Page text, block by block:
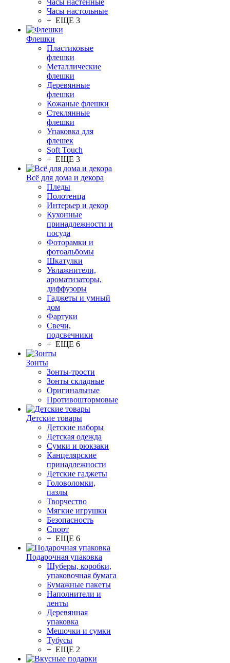
Часы настенные
Часы настольные
+ ЕЩЕ 3
Флешки
Пластиковые
флешки
Металлические
флешки
Деревянные
флешки
Кожаные флешки
Стеклянные
флешки
Упаковка для
флешек
Soft Touch
+ ЕЩЕ 3
Всё для дома и декора
Пледы
Полотенца
Интерьер и декор
Кухонные
принадлежности и
посуда
Фоторамки и
фотоальбомы
Шкатулки
Увлажнители,
ароматизаторы,
диффузоры
Гаджеты и умный
дом
Фартуки
Свечи,
подсвечники
+ ЕЩЕ 6
Зонты
Зонты-трости
Зонты складные
Оригинальные
Противоштормовые
Детские товары
Детские наборы
Детская одежда
Сумки и рюкзаки
Канцелярские
принадлежности
Детские гаджеты
Головоломки,
пазлы
Творчество
Мягкие игрушки
Безопасность
Спорт
+ ЕЩЕ 6
Подарочная упаковка
Шуберы, коробки,
упаковочная бумага
Бумажные пакеты
Наполнители и
ленты
Деревянная
упаковка
Мешочки и сумки
Тубусы
+ ЕЩЕ 2